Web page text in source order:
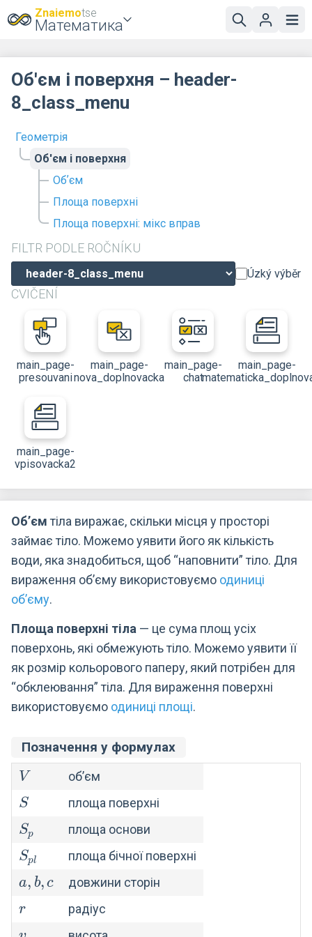
Znaiemotse
Математика
Геометрія
Об'єм і поверхня
Обʼєм
Площа поверхні
Площа поверхні: мікс вправ
FILTR PODLE ROČNÍKU
Úzký výběr
CVIČENÍ
main_page-
presouvani
main_page-
nova_doplnovacka
main_page-
chat
main_page-
main_page-
vpisovacka2
Об'єм і поверхня – header-
8_class_menu
Об’ємтіла виражає, скільки місця у просторі
займає тіло. Можемо уявити його як кількість
води, яка знадобиться, щоб “наповнити” тіло. Для
вираження об’єму використовуємо одиниці
об’єму.
Площа поверхні тіла — це сума площ усіх
поверхонь, які обмежують тіло. Можемо уявити її
як розмір кольорового паперу, який потрібен для
“обклеювання” тіла. Для вираження поверхні
використовуємо одиниці площі.
Позначення у формулах
V
V об’єм
S
S площа поверхні
S_p
Sp площа основи
S_{pl}
Spl площа бічної поверхні
a,
c
a, b, c довжини сторін
r
r радіус